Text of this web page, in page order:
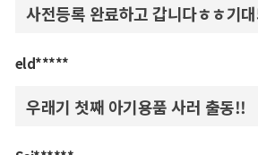
사전등록 완료하고 갑니다ㅎㅎ기
eld*****
우래기 첫째 아기용품 사러 출동!!